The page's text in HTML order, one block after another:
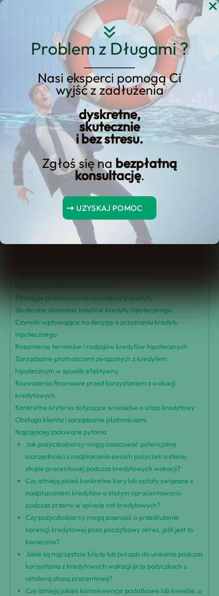
Problem z Długami ?
Nasi eksperci pomogą Ci
wyjść z zadłużenia
dyskretne,
skutecznie
i bez stresu.
Zgłoś się na bezpłatną
konsultację.
UZYSKAJ POMOC
Przejdź
Odblokowanie
oszczędności
kredytowych:
Maksymalizacja korzyści
z przerw w spłacie
kredytu
Spis Treści
Najważniejsze wnioski
Kryteria kwalifikowalności do urlopu kredytowego
Korzyści z nadpłacania pożyczek
Strategie przeznaczone na nadpłatę kredytu
Skuteczne obniżanie kosztów kredytu hipotecznego
Czynniki wpływające na decyzję o przyznaniu kredytu
hipotecznego
Rozumienie terminów i rodzajów kredytów hipotecznych
Zarządzanie płatnościami związanych z kredytem
hipotecznym w sposób efektywny
Rozważenia finansowe przed korzystaniem z wakacji
kredytowych
Konkretne kryteria dotyczące wniosków o urlop kredytowy
Obsługa klienta i zarządzanie płatnościami
Najczęściej zadawane pytania
Jak pożyczkobiorcy mogą oszacować potencjalne
oszczędności z nadpłacania swoich pożyczek o stałej
stopie procentowej podczas kredytowych wakacji?
Czy istnieją jakieś konkretne kary lub opłaty związane z
nadpłacaniem kredytów o stałym oprocentowaniu
podczas przerw w spłacie rat kredytowych?
Czy pożyczkobiorcy mogą poprosić o przedłużenie
karencji kredytowej poza początkowy okres, jeśli jest to
konieczne?
Jakie są najczęstsze błędy lub pułapki do unikania podczas
korzystania z kredytowych wakacji przy pożyczkach z
ustaloną stopą procentową?
Czy istnieją jakieś konsekwencje podatkowe lub kwestie, o